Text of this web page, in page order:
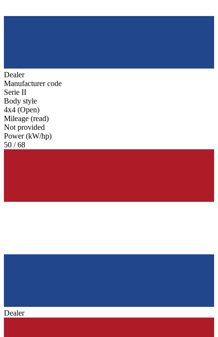
Dealer
Manufacturer code
Serie II
Body style
4x4 (Open)
Mileage (read)
Not provided
Power (kW/hp)
50 / 68
Dealer